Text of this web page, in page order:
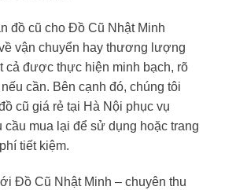
đồ cũ cho Đồ Cũ Nhật Minh
vận chuyển hay thương lượng
cả được thực hiện minh bạch, rõ
cần. Bên cạnh đó, chúng tôi
cũ giá rẻ tại Hà Nội phục vụ
cầu mua lại để sử dụng hoặc trang
tiết kiệm.
Đồ Cũ Nhật Minh – chuyên thu